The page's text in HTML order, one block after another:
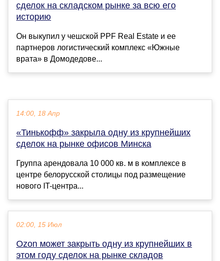
сделок на складском рынке за всю его
историю
Он выкупил у чешской PPF Real Estate и ее
партнеров логистический комплекс «Южные
врата» в Домодедове...
14:00, 18 Апр
«Тинькофф» закрыла одну из крупнейших
сделок на рынке офисов Минска
Группа арендовала 10 000 кв. м в комплексе в
центре белорусской столицы под размещение
нового IT-центра...
02:00, 15 Июл
Ozon может закрыть одну из крупнейших в
этом году сделок на рынке складов